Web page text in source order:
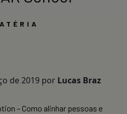
de 2019 por Lucas Braz
– Como alinhar pessoas e